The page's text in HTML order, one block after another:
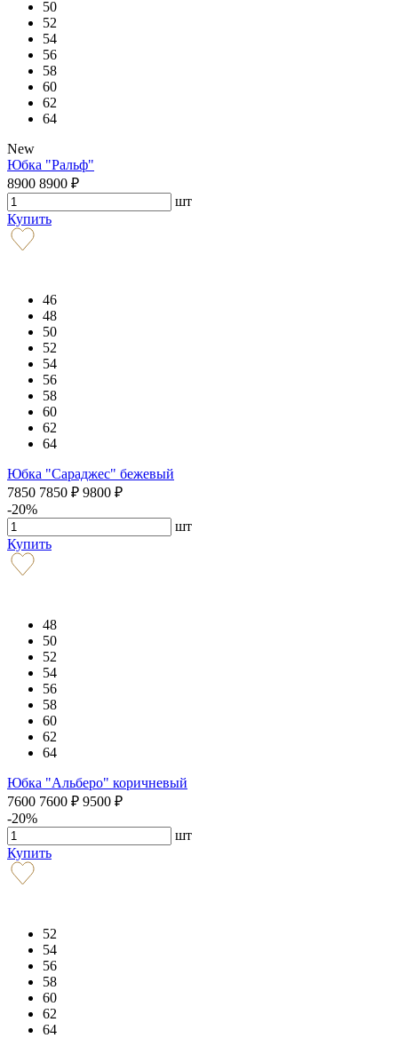
50
52
54
56
58
60
62
64
New
Юбка "Ральф"
8900 8900 ₽
шт
Купить
46
48
50
52
54
56
58
60
62
64
Юбка "Сараджес" бежевый
7850 7850 ₽ 9800 ₽
-20%
шт
Купить
48
50
52
54
56
58
60
62
64
Юбка "Альберо" коричневый
7600 7600 ₽ 9500 ₽
-20%
шт
Купить
52
54
56
58
60
62
64